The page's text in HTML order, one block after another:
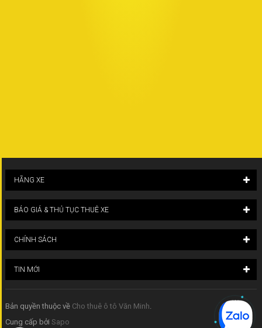
HÃNG XE
BÁO GIÁ & THỦ TỤC THUÊ XE
CHÍNH SÁCH
TIN MỚI
Bản quyền thuộc về Cho thuê ô tô Văn Minh
Cung cấp bởi Sapo